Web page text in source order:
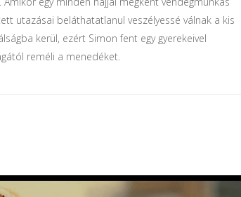
utazásai beláthatatlanul veszélyessé válnak a kis
kerül, ezért Simon fent egy gyerekeivel
reméli a menedéket.